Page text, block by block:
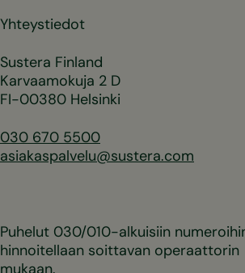
Yhteystiedot
Sustera Finland
Karvaamokuja 2 D
FI-00380 Helsinki
030 670 5500
asiakaspalvelu@sustera.com
Puhelut 030/010-alkuisiin
hinnoitellaan soittavan operaattorin
mukaan.